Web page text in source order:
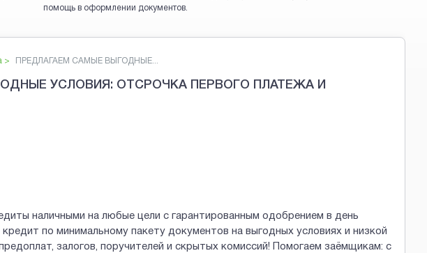
помощь в оформлении документов.
> ПРЕДЛАГАЕМ САМЫЕ ВЫГОДНЫЕ...
УСЛОВИЯ: ОТСРОЧКА ПЕРВОГО ПЛАТЕЖА И
наличными на любые цели с гарантированным одобрением в день
по минимальному пакету документов на выгодных условиях и низкой
залогов, поручителей и скрытых комиссий! Помогаем заёмщикам: с